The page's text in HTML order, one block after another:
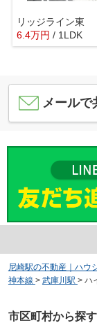
リッジライン東
6.4万円 / 1LDK
メールで
尼崎駅の不動産｜ハウ
神本線 > 武庫川駅 > ハ
市区町村から探す